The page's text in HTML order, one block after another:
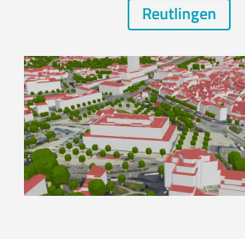
Reutlingen